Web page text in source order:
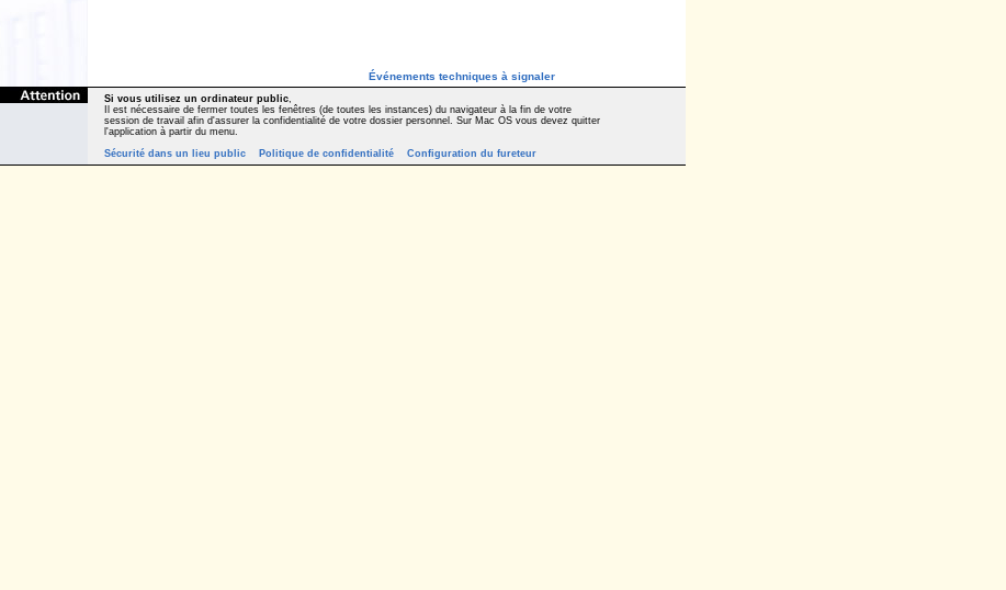
Événements techniques à signaler
Si vous utilisez un ordinateur public,
Il est nécessaire de fermer toutes les fenêtres (de toutes les instances) du navigateur à la fin de votre
session de travail afin d'assurer la confidentialité de votre dossier personnel. Sur Mac OS vous devez quitter
l'application à partir du menu.
Sécurité dans un lieu public
Politique de confidentialité Configuration du fureteur